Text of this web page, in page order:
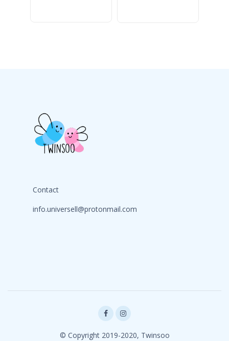
Contact
info.universell@protonmail.com
© Copyright 2019-2020, Twinsoo